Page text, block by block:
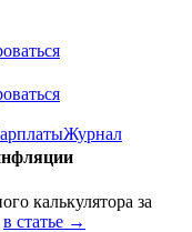
Журнал
калькулятора за
в статье →